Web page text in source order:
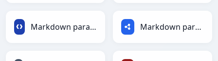
Markdown para Protobuf Markdown para RDF